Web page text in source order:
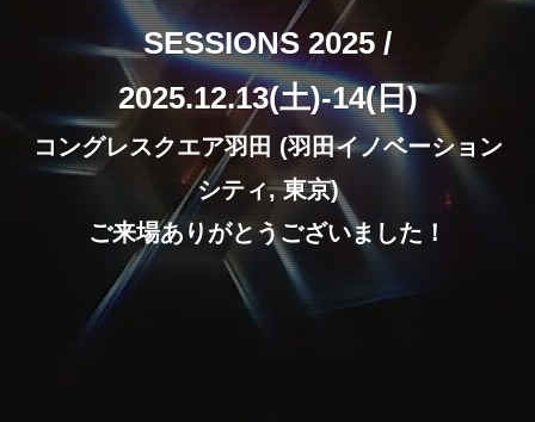
SESSIONS 2025 /
2025.12.13(土)-14(日)
コングレスクエア羽田 (羽田イノベーション
シティ, 東京)
ご来場ありがとうございました！